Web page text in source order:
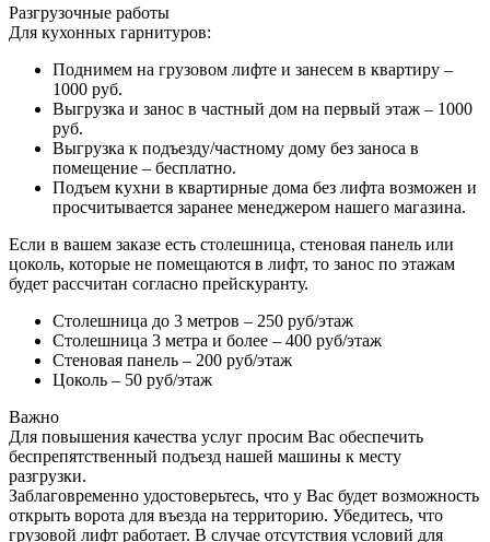
Разгрузочные работы
Для кухонных гарнитуров:
Поднимем на грузовом лифте и занесем в квартиру –
1000 руб.
Выгрузка и занос в частный дом на первый этаж – 1000
руб.
Выгрузка к подъезду/частному дому без заноса в
помещение – бесплатно.
Подъем кухни в квартирные дома без лифта возможен и
просчитывается заранее менеджером нашего магазина.
Если в вашем заказе есть столешница, стеновая панель или
цоколь, которые не помещаются в лифт, то занос по этажам
будет рассчитан согласно прейскуранту.
Столешница до 3 метров – 250 руб/этаж
Столешница 3 метра и более – 400 руб/этаж
Стеновая панель – 200 руб/этаж
Цоколь – 50 руб/этаж
Важно
Для повышения качества услуг просим Вас обеспечить
беспрепятственный подъезд нашей машины к месту
разгрузки.
Заблаговременно удостоверьтесь, что у Вас будет возможность
открыть ворота для въезда на территорию. Убедитесь, что
грузовой лифт работает. В случае отсутствия условий для